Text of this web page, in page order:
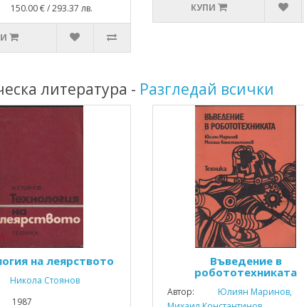
€ / 293.37 лв.
КУПИ
литература - Разгледай всички
на леярството
Стоянов
1987
Въведение в
робототехниката
Автор:
Юлиян Маринов,